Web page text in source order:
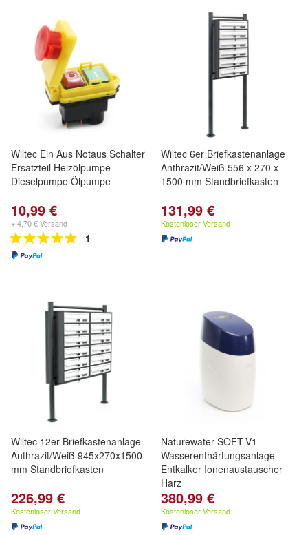
Wiltec Ein Aus Notaus Schalter
Ersatzteil Heizölpumpe
Dieselpumpe Ölpumpe
10,99 €
+ 4,70 € Versand
1
Wiltec 6er Briefkastenanlage
Anthrazit/Weiß 556 x 270 x
1500 mm Standbriefkasten
131,99 €
Kostenloser Versand
Wiltec 12er Briefkastenanlage
Anthrazit/Weiß 945x270x1500
mm Standbriefkasten
226,99 €
Kostenloser Versand
Naturewater SOFT-V1
Wasserenthärtungsanlage
Entkalker Ionenaustauscher
Harz
380,99 €
Kostenloser Versand